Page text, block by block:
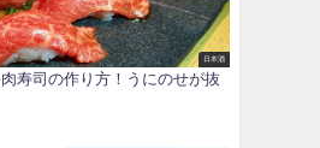
日本酒
寿司の作り方！うにのせが抜